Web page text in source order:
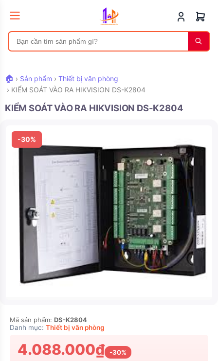
🏠 › Sản phẩm › Thiết bị văn phòng
› KIỂM SOÁT VÀO RA HIKVISION DS-K2804
KIỂM SOÁT VÀO RA HIKVISION DS-K2804
-30%
Mã sản phẩm: DS-K2804
Danh mục: Thiết bị văn phòng
4.088.000₫ -30%